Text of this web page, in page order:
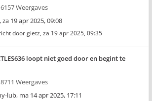
Weergaves
,za 19 apr 2025, 09:08
doorgietz, za 19 apr 2025, 09:35
loopt niet goed door en begint te
Weergaves
lub, ma 14 apr 2025, 17:11